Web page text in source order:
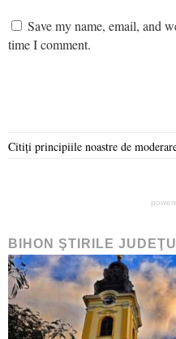
Save my name, email, and
time I comment.
Citiți principiile noastre de
BIHON ŞTIRILE